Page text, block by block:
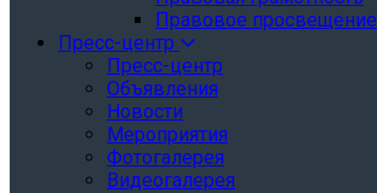
Правовое просвещение
Пресс-центр
Пресс-центр
Объявления
Новости
Мероприятия
Фотогалерея
Видеогалерея